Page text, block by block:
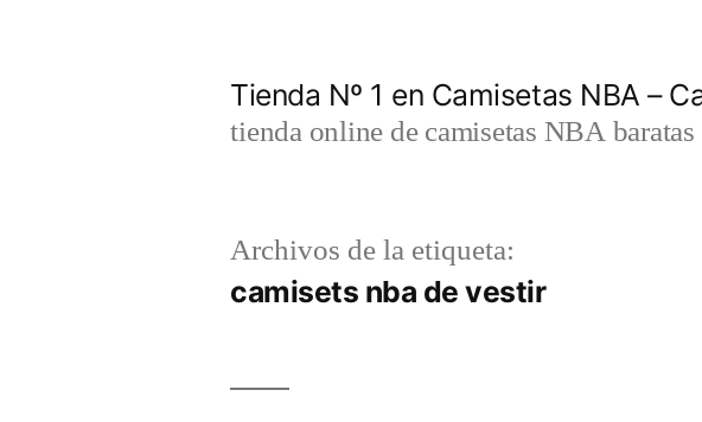
Tienda Nº 1 en Camisetas NBA –
tienda online de camisetas NBA
Archivos de la etiqueta:
camisets nba de vestir